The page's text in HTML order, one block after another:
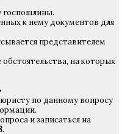
к нему документов для
представителем
на которых
по данному вопросу
и записаться на
.